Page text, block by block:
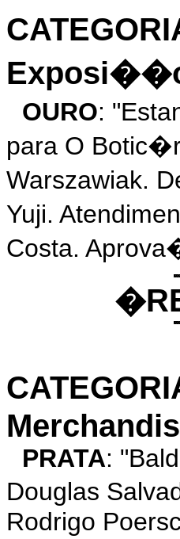
OURO:
para O
Warszawiak.
Yuji.
Costa.
PRATA:
Douglas
Rodrigo